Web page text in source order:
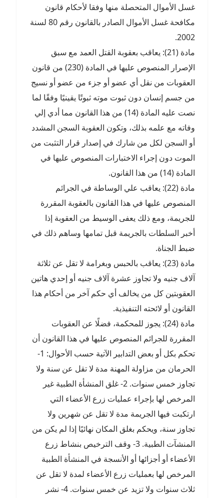
غسل الأموال المتحصلة منها وفقا لأحكام قانون
مكافحة غسل الأموال الصادر بالقانون رقم 80 لسنة
2002.
مادة (21): يعاقب بعقوبة القتل العمد مع سبق
الإصرار المنصوص عليها في المادة (230) من قانون
العقوبات من نقل أي عضو أو جزء من عضو أو نسيج
من جسم إنسان دون ثبوت موته ثبوتًا يقينيًا وفقًا لما
نصت عليه المادة (14) من هذا القانون مما أدي إلي
وفاته مع علمه بذلك، وتكون العقوبة السجن المشدد
أو السجن لكل من شارك في إصدار قرار التثبت من
الموت دون إجراء الاختبارات المنصوص عليها في
المادة (14) من هذا القانون.
مادة (22): يعاقب علي الوساطة في الجرائم
المنصوص عليها في هذا القانون بالعقوبة المقررة
للجريمة، ومع ذلك يعفى الوسيط من العقوبة إذا
أخبر السلطات بالجريمة قبل تمامها وساهم ذلك في
ضبط الجناة.
مادة (23): يعاقب بالحبس وبغرامة لا تقل عن ثلاثة
آلاف جنيه ولا تجاوز عشرة آلاف جنيه أو إحدي هاتين
العقوبتين كل من يخالف أي حكم آخر من أحكام هذا
القانون أو لائحته التنفيذية.
مادة (24): يجوز للمحكمة، فضلًا عن العقوبات
المقررة للجرائم المنصوص عليها في هذا القانون أن
تحكم بكل أو بعض التدابير الآتية حسب الأحوال: 1-
الحرمان من مزاولة المهنة مدة لا تقل عن سنة ولا
تجاوز خمس سنوات. 2- غلق المنشأة الطبية غير
المرخص لها بإجراء عمليات زرع الأعضاء التي
ارتكبت فيها الجريمة مدة لا تقل عن شهرين ولا
تجاوز سنة، ويحكم بغلق المكان نهائيًا إذا لم يكن من
المنشآت الطبية. 3- وقف الترخيص بنشاط زرع
الأعضاء أو أجزائها أو الأنسجة في المنشأة الطبية
المرخص لها بعمليات زرع الأعضاء لمدة لا تقل عن
ثلاث سنوات ولا تزيد عن خمس سنوات. 4- نشر